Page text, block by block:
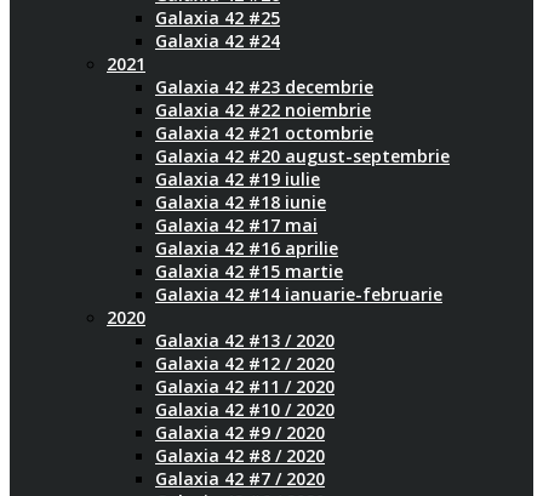
Galaxia 42 #25
Galaxia 42 #24
2021
Galaxia 42 #23 decembrie
Galaxia 42 #22 noiembrie
Galaxia 42 #21 octombrie
Galaxia 42 #20 august-septembrie
Galaxia 42 #19 iulie
Galaxia 42 #18 iunie
Galaxia 42 #17 mai
Galaxia 42 #16 aprilie
Galaxia 42 #15 martie
Galaxia 42 #14 ianuarie-februarie
2020
Galaxia 42 #13 / 2020
Galaxia 42 #12 / 2020
Galaxia 42 #11 / 2020
Galaxia 42 #10 / 2020
Galaxia 42 #9 / 2020
Galaxia 42 #8 / 2020
Galaxia 42 #7 / 2020